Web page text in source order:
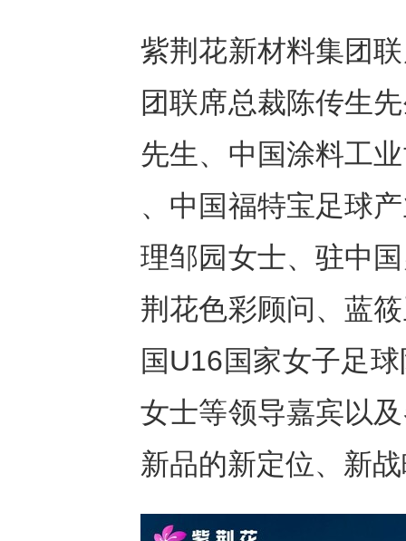
紫荆花新材料集团
团联席总裁陈传生
先生、中国涂料工
、中国福特宝足球
理邹园女士、驻中
荆花色彩顾问、蓝
国U16国家女子足
女士等领导嘉宾以
新品的新定位、新